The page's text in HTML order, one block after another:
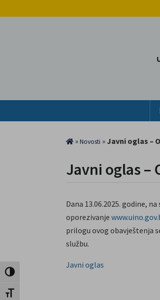
Toggle High Contrast
Toggle Font size
»Novosti » Javni oglas –
Javni oglas –
Dana 13.06.2025. godine,
oporezivanje
prilogu ovog obavještenja
službu.
Javni oglas